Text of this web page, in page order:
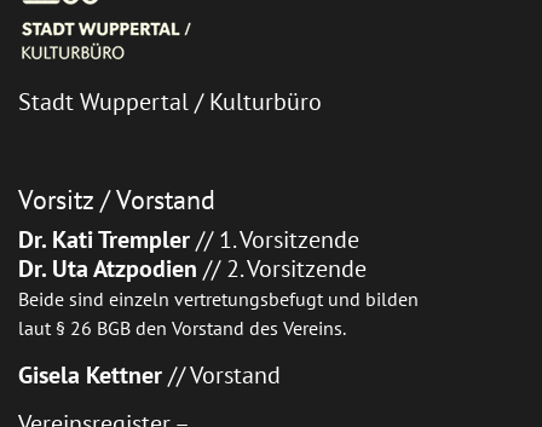
Stadt Wuppertal / Kulturbüro
Vorsitz / Vorstand
Dr. Kati Trempler// 1. Vorsitzende
Dr. Uta Atzpodien // 2. Vorsitzende
Beide sind einzeln vertretungsbefugt und bilden
laut § 26 BGB den Vorstand des Vereins.
Gisela Kettner// Vorstand